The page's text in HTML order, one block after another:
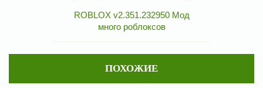
ROBLOX v2.351.232950 Мод
много роблоксов
ПОХОЖИЕ